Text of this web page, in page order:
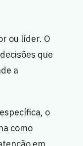
ou líder. O
que
a
o
como
em